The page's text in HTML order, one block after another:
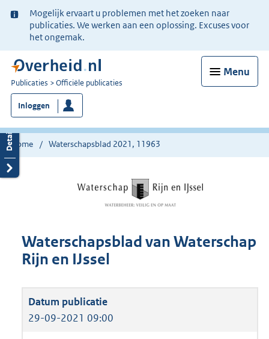
Ter
informatie:
Mogelijk ervaart u problemen met het zoeken naar
publicaties. We werken aan een oplossing. Excuses voor
het ongemak.
Menu
U
bent
nu
hier:
Publicaties Officiële publicaties
Inloggen
Home Waterschapsblad 2021, 11963
Waterschapsblad van Waterschap
Rijn en IJssel
29-09-2021 09:00